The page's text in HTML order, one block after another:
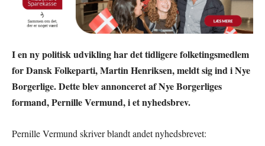
I en ny politisk udvikling har det tidligere folketingsmedlem
for Dansk Folkeparti, Martin Henriksen, meldt sig ind i Nye
Borgerlige. Dette blev annonceret af Nye Borgerliges
formand, Pernille Vermund, i et nyhedsbrev.
Pernille Vermund skriver blandt andet nyhedsbrevet: